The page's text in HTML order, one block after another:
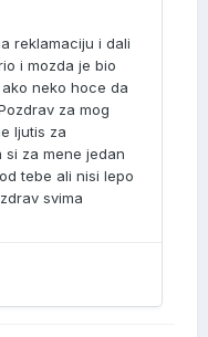
reklamaciju i dali
i mozda je bio
neko hoce da
za mog
ljutis za
si za mene jedan
tebe ali nisi lepo
svima